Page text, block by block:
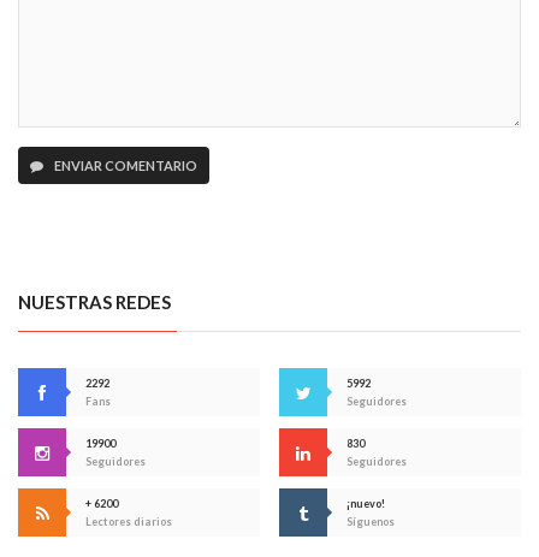
ENVIAR COMENTARIO
NUESTRAS REDES
2292
Fans
5992
Seguidores
19900
Seguidores
830
Seguidores
+ 6200
Lectores diarios
¡nuevo!
Síguenos